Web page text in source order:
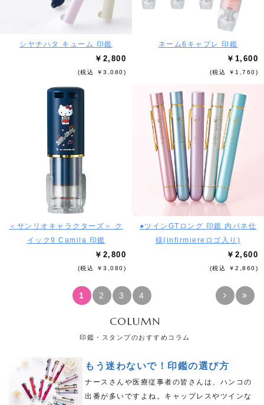
シヤチハタ キューム 印鑑
￥2,800
(税込 ￥3,080)
ネーム6キャプレ 印鑑
￥1,600
(税込 ￥1,760)
＜サンリオキャラクターズ＞ ク
イック9 Camila 印鑑
￥2,800
(税込 ￥3,080)
●ツインGTロング 印鑑 内バネ仕
様(infirmiereロゴ入り)
￥2,600
(税込 ￥2,860)
1 2 3 4
COLUMN
印鑑・スタンプのおすすめコラム
もう迷わないで！印鑑の選び方
ナースさんや医療従事者の皆さんは、ハンコの
出番が多いですよね。キャップレスやツインな